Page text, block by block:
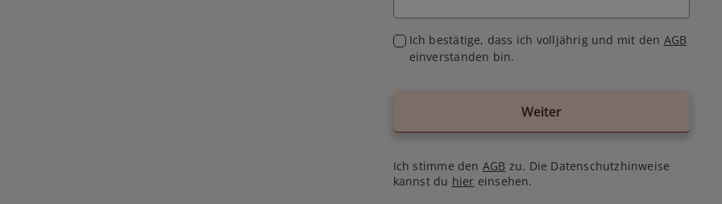
Ich bestätige, dass ich volljährig und mit den AGB
einverstanden bin.
Weiter
Ich stimme den AGB zu. Die Datenschutzhinweise
kannst du hier einsehen.